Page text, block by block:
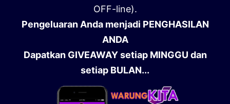
OFF-line).
Pengeluaran Anda menjadi PENGHASILAN
ANDA
Dapatkan GIVEAWAY setiap MINGGU dan
setiap BULAN...